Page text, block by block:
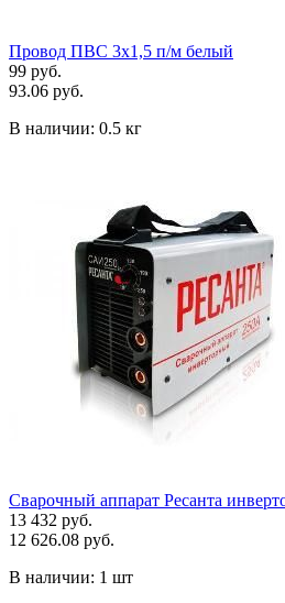
Провод ПВС 3х1,5 п/м белый
99 руб.
93.06 руб.
В наличии: 0.5 кг
Сварочный аппарат Ресанта
13 432 руб.
12 626.08 руб.
В наличии: 1 шт